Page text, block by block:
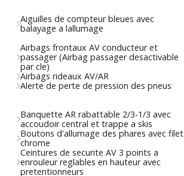
Aiguilles de compteur bleues avec
balayage a lallumage
Airbags frontaux AV conducteur et
passager (Airbag passager desactivable
par cle)
Airbags rideaux AV/AR
Alerte de perte de pression des pneus
Banquette AR rabattable 2/3-1/3 avec
accoudoir central et trappe a skis
Boutons d'allumage des phares avec filet
chrome
Ceintures de securite AV 3 points a
enrouleur reglables en hauteur avec
pretentionneurs